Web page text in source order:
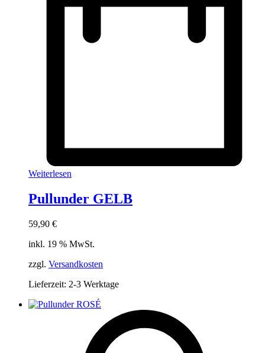
Weiterlesen
Pullunder GELB
59,90 €
inkl. 19 % MwSt.
zzgl. Versandkosten
Lieferzeit: 2-3 Werktage